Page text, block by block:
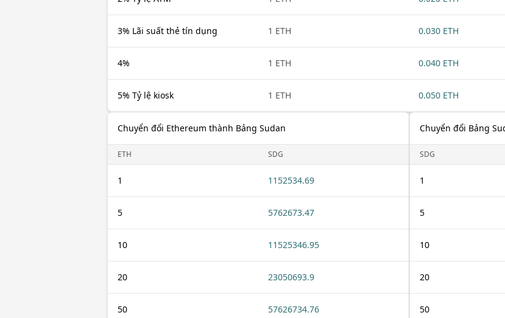
3% Lãi suất thẻ tín dụng 1 ETH 0.030 ETH
4% 1 ETH 0.040 ETH
5% Tỷ lệ kiosk 1 ETH 0.050 ETH
Chuyển đổi Ethereum thành Bảng Sudan
ETH SDG
1 1152534.69
5 5762673.47
10 11525346.95
20 23050693.9
50 57626734.76
Chuyển đổi Bảng
SDG
1
5
10
20
50